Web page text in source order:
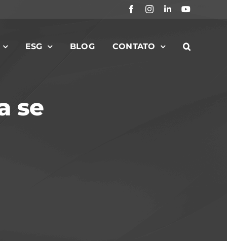
FacebookInstagram
LinkedInYouTube
ESG BLOG CONTATO
se